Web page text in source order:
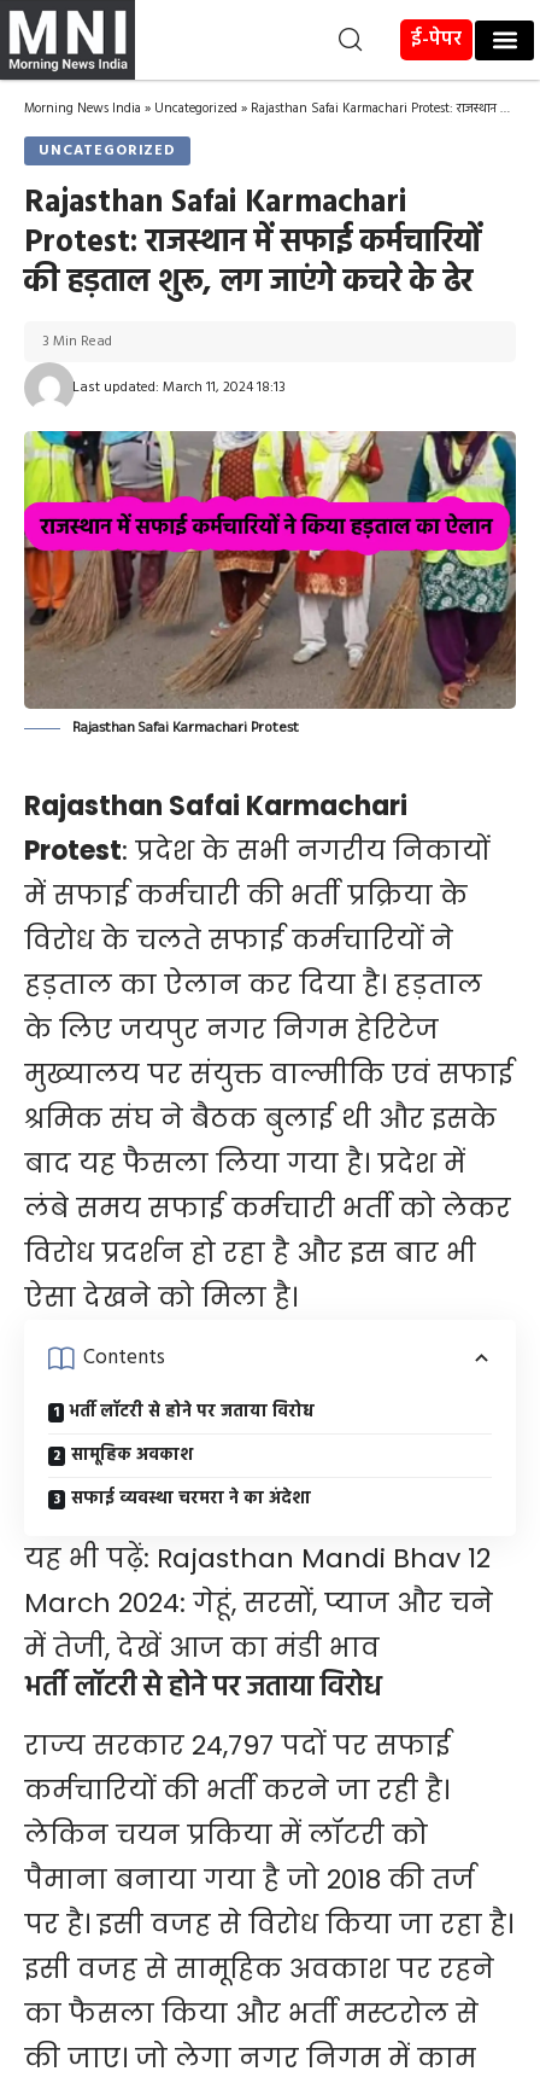
ई-पेपर
Morning News India » Uncategorized » Rajasthan Safai Karmachari Protest: राजस्थान में सफाई कर्मचारियों की हड़ताल शुरू, लग जाएंगे कचरे के ढेर
UNCATEGORIZED
Rajasthan Safai Karmachari
Protest: राजस्थान में सफाई कर्मचारियों
की हड़ताल शुरू, लग जाएंगे कचरे के ढेर
Last updated: March 11, 2024 18:13
3 Min Read
Rajasthan Safai Karmachari Protest
Rajasthan Safai Karmachari
Protest: प्रदेश के सभी नगरीय निकायों
में सफाई कर्मचारी की भर्ती प्रक्रिया के
विरोध के चलते सफाई कर्मचारियों ने
हड़ताल का ऐलान कर दिया है। हड़ताल
के लिए जयपुर नगर निगम हेरिटेज
मुख्यालय पर संयुक्त वाल्मीकि एवं सफाई
श्रमिक संघ ने बैठक बुलाई थी और इसके
बाद यह फैसला लिया गया है। प्रदेश में
लंबे समय सफाई कर्मचारी भर्ती को लेकर
विरोध प्रदर्शन हो रहा है और इस बार भी
ऐसा देखने को मिला है।
Contents
भर्ती लॉटरी से होने पर जताया विरोध
सामूहिक अवकाश
सफाई व्यवस्था चरमरा ने का अंदेशा
यह भी पढ़ें: Rajasthan Mandi Bhav 12
March 2024: गेहूं, सरसों, प्याज और चने
में तेजी, देखें आज का मंडी भाव
भर्ती लॉटरी से होने पर जताया विरोध
राज्य सरकार 24,797 पदों पर सफाई
कर्मचारियों की भर्ती करने जा रही है।
लेकिन चयन प्रकिया में लॉटरी को
पैमाना बनाया गया है जो 2018 की तर्ज
पर है। इसी वजह से विरोध किया जा रहा है।
इसी वजह से सामूहिक अवकाश पर रहने
का फैसला किया और भर्ती मस्टरोल से
की जाए। जो लेगा नगर निगम में काम